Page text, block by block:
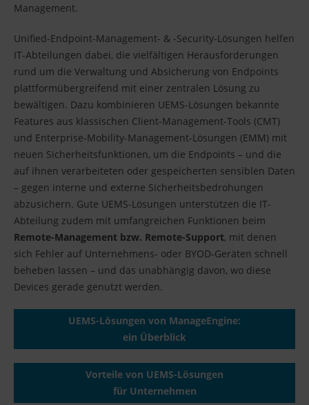
Management.
Unified-Endpoint-Management- & -Security-Lösungen helfen
IT-Abteilungen dabei, die vielfältigen Herausforderungen
rund um die Verwaltung und Absicherung von Endpoints
plattformübergreifend mit einer zentralen Lösung zu
bewältigen. Dazu kombinieren UEMS-Lösungen bekannte
Features aus klassischen Client-Management-Tools (CMT)
und Enterprise-Mobility-Management-Lösungen (EMM) mit
neuen Sicherheitsfunktionen, um die Endpoints – und die
auf ihnen verarbeiteten oder gespeicherten sensiblen Daten
– gegen interne und externe Sicherheitsbedrohungen
abzusichern. Gute UEMS-Lösungen unterstützen die IT-
Abteilung zudem mit umfangreichen Funktionen beim
Remote-Management bzw. Remote-Support, mit denen
sich Fehler auf Unternehmens- oder BYOD-Geräten schnell
beheben lassen – und das unabhängig davon, wo diese
Devices gerade genutzt werden.
UEMS-Lösungen von ManageEngine:
ein Überblick
Vorteile von UEMS-Lösungen
für Unternehmen